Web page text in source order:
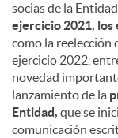
socias de la
ejercicio 2021, los
como la reelección
ejercicio 2022,
novedad
lanzamiento de la
Entidad, que se
comunicación